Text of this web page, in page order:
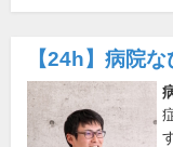
【24h】 病院な